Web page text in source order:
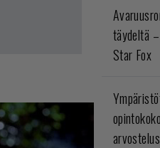
täydeltä
Star Fox